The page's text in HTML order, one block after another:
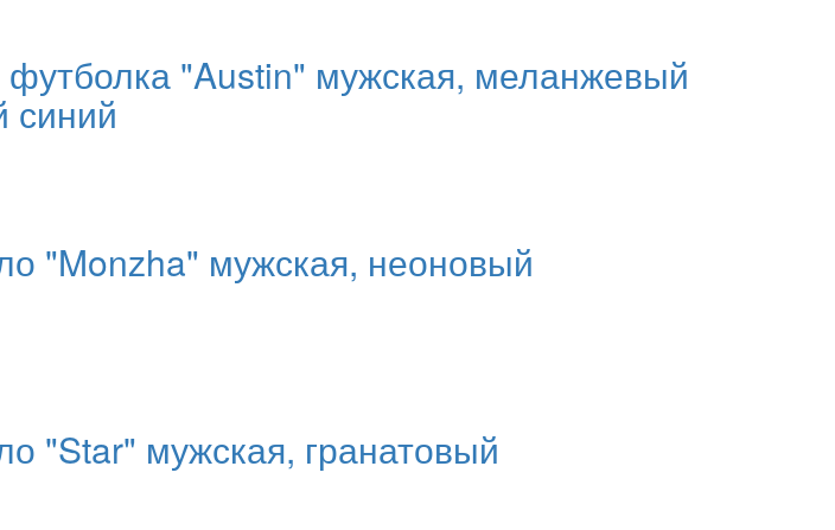
"Austin" мужская, меланжевый
синий
"Monzha" мужская, неоновый
"Star" мужская, гранатовый